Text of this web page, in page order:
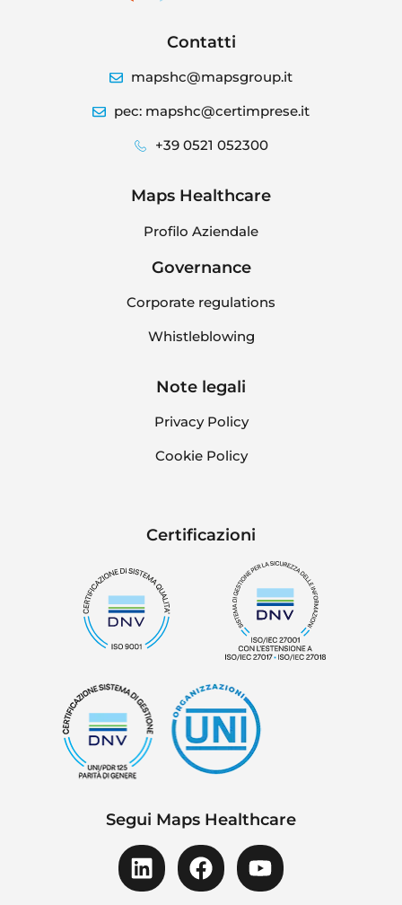
Contatti
mapshc@mapsgroup.it
pec: mapshc@certimprese.it
+39 0521 052300
Maps Healthcare
Profilo Aziendale
Governance
Corporate regulations
Whistleblowing
Note legali
Privacy Policy
Cookie Policy
Certificazioni
Segui Maps Healthcare